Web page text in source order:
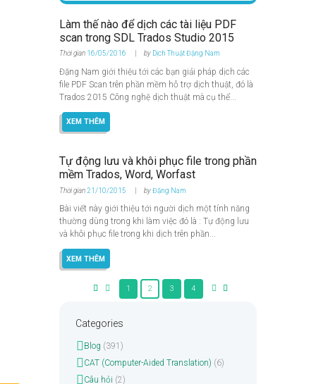
Làm thế nào để dịch các tài liệu PDF
scan trong SDL Trados Studio 2015
Thời gian 16/05/2016 by Dịch Thuật Đặng Nam
Đặng Nam giới thiệu tới các bạn giải pháp dịch các
file PDF Scan trên phần mềm hỗ trợ dịch thuật, đó là
Trados 2015 Công nghệ dịch thuật mà cụ thể...
XEM THÊM
Tự động lưu và khôi phục file trong phần
mềm Trados, Word, Worfast
Thời gian21/10/2015 byĐặng Nam
Bài viết này giới thiệu tới người dịch một tính năng
thường dùng trong khi làm việc đó là : Tự động lưu
và khôi phục file trong khi dịch trên phần...
XEM THÊM
1 2 3 4
Categories
Blog (391)
CAT (Computer-Aided Translation) (6)
Câu hỏi (2)